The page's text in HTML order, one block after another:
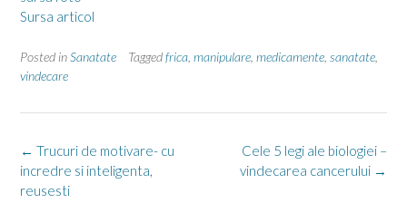
Sursa articol
Posted inSanatate Taggedfrica manipulare medicamente sanatate
vindecare
Post
navigation
Cele 5 legi ale biologiei –
vindecarea cancerului →
← Trucuri de motivare- cu
incredre si inteligenta,
reusesti